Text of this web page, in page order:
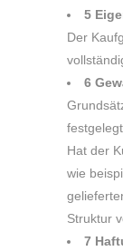
5
Der
6
Hat der
wie
Struktur
7